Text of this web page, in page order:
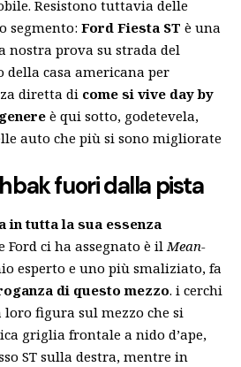
Resistono tuttavia delle
segmento: Ford Fiesta ST è una
nostra prova su strada del
casa americana per
diretta di come si vive day by
è qui sotto, godetevela,
auto che più si sono migliorate
fuori dalla pista
in tutta la sua essenza
Ford ci ha assegnato è ilMean-
esperto e uno più smaliziato, fa
di questo mezzo. i cerchi
loro figura sul mezzo che si
griglia frontale a nido d’ape,
ST sulla destra, mentre in